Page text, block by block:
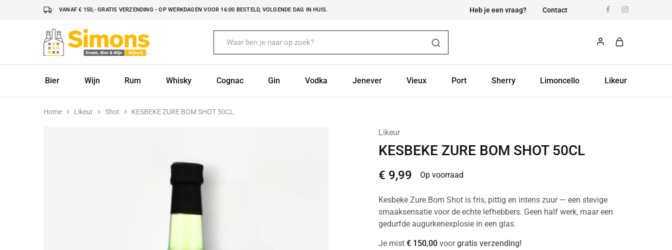
VANAF € 150,- GRATIS VERZENDING - OP WERKDAGEN VOOR 16:00 BESTELD, VOLGENDE DAG IN HUIS. Heb je een vraag? Contact
Simonsdrank.nl
Drank,
Bier
Bier
Wijn Rum Whisky Cognac Gin Vodka Jenever Vieux Port Sherry Limoncello Likeur
Home Likeur Shot KESBEKE ZURE BOM SHOT 50CL
Likeur
KESBEKE ZURE BOM SHOT 50CL
€ 9,99 Op voorraad
Kesbeke Zure Bom Shot is fris, pittig en intens zuur — een stevige
smaaksensatie voor de echte lefhebbers. Geen half werk, maar een
gedurfde augurkenexplosie in een glas.
Je mist €150,00voorgratis verzending!